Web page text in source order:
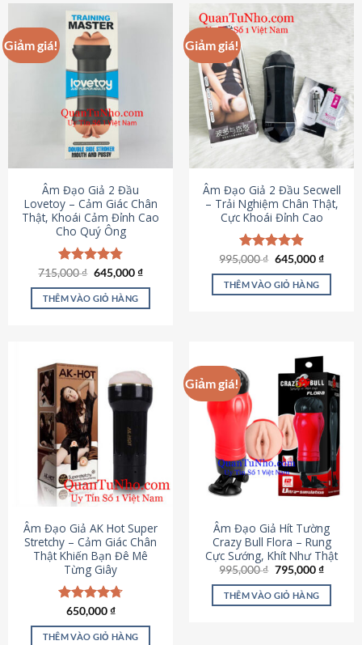
Giảm giá!
Âm Đạo Giả 2 Đầu
Lovetoy – Cảm Giác Chân
Thật, Khoái Cảm Đỉnh Cao
Cho Quý Ông
Được xếp
hạng4.79
5 sao
715,000₫ Giá
là:
715,000 ₫.
645,000₫Giá
tại
THÊM VÀO GIỎ HÀNG
Giảm giá!
Âm Đạo Giả 2 Đầu Secwell
– Trải Nghiệm Chân Thật,
Cực Khoái Đỉnh Cao
Được xếp
hạng4.88
5 sao
995,000₫ Giá
là:
995,000 ₫.
645,000₫Giá
tại
THÊM VÀO GIỎ HÀNG
Âm Đạo Giả AK Hot Super
Stretchy – Cảm Giác Chân
Thật Khiến Bạn Đê Mê
Từng Giây
Được xếp
hạng4.75
5 sao
650,000₫
THÊM VÀO GIỎ HÀNG
Giảm giá!
Âm Đạo Giả Hít Tường
Crazy Bull Flora – Rung
Cực Sướng, Khít Như Thật
995,000₫ Giá
là:
995,000 ₫.
795,000₫Giá
tại
THÊM VÀO GIỎ HÀNG